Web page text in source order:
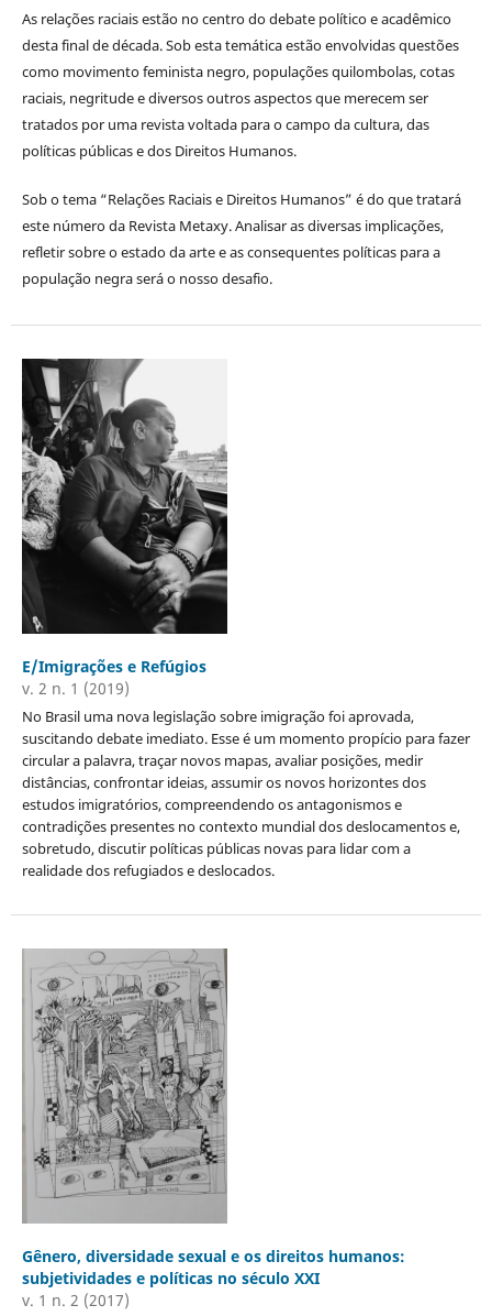
As relações raciais estão no centro do debate político e acadêmico
desta final de década. Sob esta temática estão envolvidas questões
como movimento feminista negro, populações quilombolas, cotas
raciais, negritude e diversos outros aspectos que merecem ser
tratados por uma revista voltada para o campo da cultura, das
políticas públicas e dos Direitos Humanos.
Sob o tema “Relações Raciais e Direitos Humanos” é do que tratará
este número da Revista Metaxy. Analisar as diversas implicações,
refletir sobre o estado da arte e as consequentes políticas para a
população negra será o nosso desafio.
E/Imigrações e Refúgios
v. 2 n. 1 (2019)
No Brasil uma nova legislação sobre imigração foi aprovada,
suscitando debate imediato. Esse é um momento propício para fazer
circular a palavra, traçar novos mapas, avaliar posições, medir
distâncias, confrontar ideias, assumir os novos horizontes dos
estudos imigratórios, compreendendo os antagonismos e
contradições presentes no contexto mundial dos deslocamentos e,
sobretudo, discutir políticas públicas novas para lidar com a
realidade dos refugiados e deslocados.
Gênero, diversidade sexual e os direitos humanos:
subjetividades e políticas no século XXI
v. 1 n. 2 (2017)